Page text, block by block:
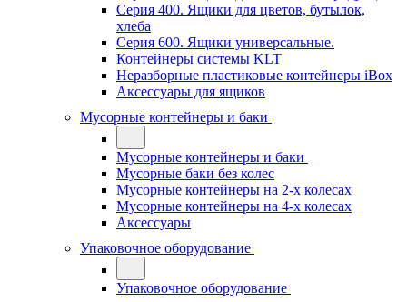
Серия 400. Ящики для цветов, бутылок,
хлеба
Серия 600. Ящики универсальные.
Контейнеры системы KLT
Неразборные пластиковые контейнеры iBox
Аксессуары для ящиков
Мусорные контейнеры и баки
Мусорные контейнеры и баки
Мусорные баки без колес
Мусорные контейнеры на 2-х колесах
Мусорные контейнеры на 4-х колесах
Аксессуары
Упаковочное оборудование
Упаковочное оборудование